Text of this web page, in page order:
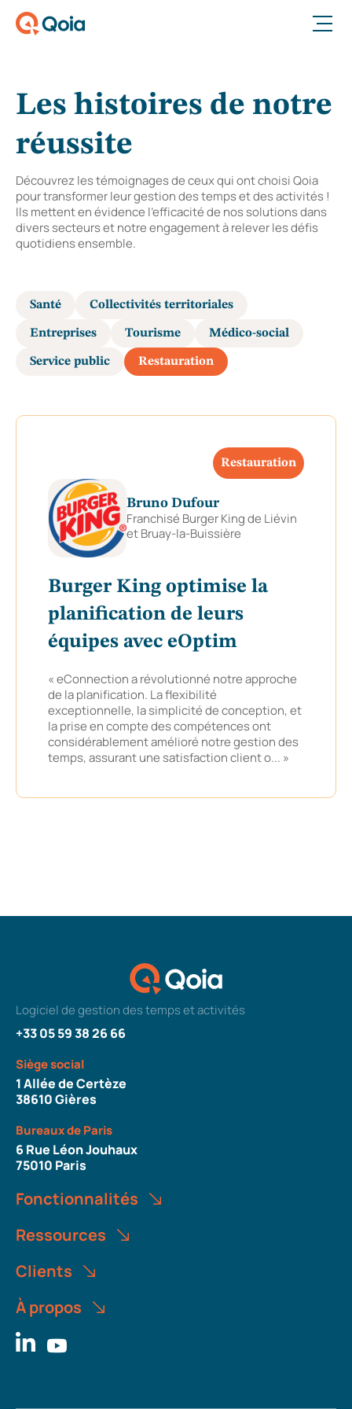
Ouvrir le menu
Les histoires de notre
réussite
Découvrez les témoignages de ceux qui ont choisi Qoia
pour transformer leur gestion des temps et des activités !
Ils mettent en évidence l'efficacité de nos solutions dans
divers secteurs et notre engagement à relever les défis
quotidiens ensemble.
Santé Collectivités territoriales
Entreprises Tourisme Médico-social
Service public Restauration
Restauration
Bruno Dufour
Franchisé Burger King de Liévin
et Bruay-la-Buissière
Burger King optimise la
planification de leurs
équipes avec eOptim
« eConnection a révolutionné notre approche
de la planification. La flexibilité
exceptionnelle, la simplicité de conception, et
la prise en compte des compétences ont
considérablement amélioré notre gestion des
temps, assurant une satisfaction client o... »
Logiciel de gestion des temps et activités
+33 05 59 38 26 66
Siège social
1 Allée de Certèze
38610 Gières
Bureaux de Paris
6 Rue Léon Jouhaux
75010 Paris
Fonctionnalités
Ressources
Clients
À propos